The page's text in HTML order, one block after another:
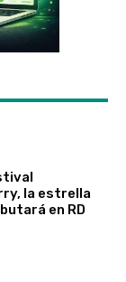
la estrella
en RD